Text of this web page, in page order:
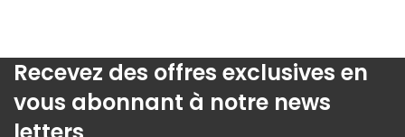
Recevez des offres exclusives en
vous abonnant à notre news